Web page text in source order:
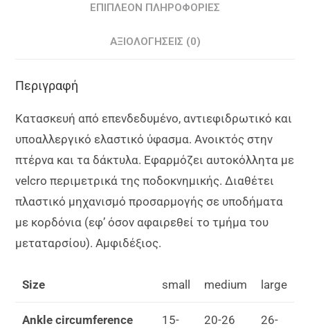
ΕΠΙΠΛΈΟΝ ΠΛΗΡΟΦΟΡΊΕΣ
ΑΞΙΟΛΟΓΉΣΕΙΣ (0)
Περιγραφή
Κατασκευή από επενδεδυμένο, αντιεφιδρωτικό και
υποαλλεργικό ελαστικό ύφασμα. Ανοικτός στην
πτέρνα και τα δάκτυλα. Εφαρμόζει αυτοκόλλητα με
velcro περιμετρικά της ποδοκνημικής. Διαθέτει
πλαστικό μηχανισμό προσαρμογής σε υποδήματα
με κορδόνια (εφ’ όσον αφαιρεθεί το τμήμα του
μεταταρσίου). Αμφιδέξιος.
Size small medium large
Ankle circumference
15-
20-26
26-